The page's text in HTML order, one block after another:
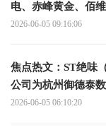
电、赤峰黄金、佰
2026-06-05 09:16:06
焦点热文：ST绝味
公司为杭州御德泰
2026-06-05 06:10:20